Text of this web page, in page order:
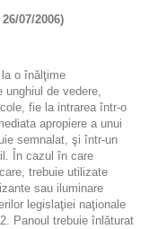
07/2006)
o înălţime
unghiul de vedere,
fie la intrarea într-o
apropiere a unui
semnalat, şi într-un
În cazul în care
trebuie utilizate
sau iluminare
legislaţiei naţionale
Panoul trebuie înlăturat